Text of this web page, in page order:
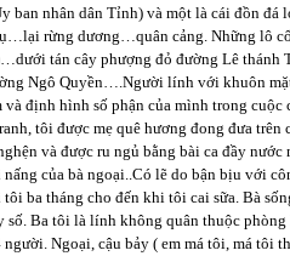
ban nhân dân Tỉnh) và một là cái đồn
rừng dương…quân cảng. Những lô
tán cây phượng đỏ đường Lê thánh
Ngô Quyền….Người lính với khuôn
định hình số phận của mình trong
tôi được mẹ quê hương đong đưa
và được ru ngủ bằng bài ca đầy nước
của bà ngoại..Có lẽ do bận bịu với
ba tháng cho đến khi tôi cai sữa. Bà
số. Ba tôi là lính không quân thuộc
Ngoại, cậu bảy ( em má tôi, má tôi